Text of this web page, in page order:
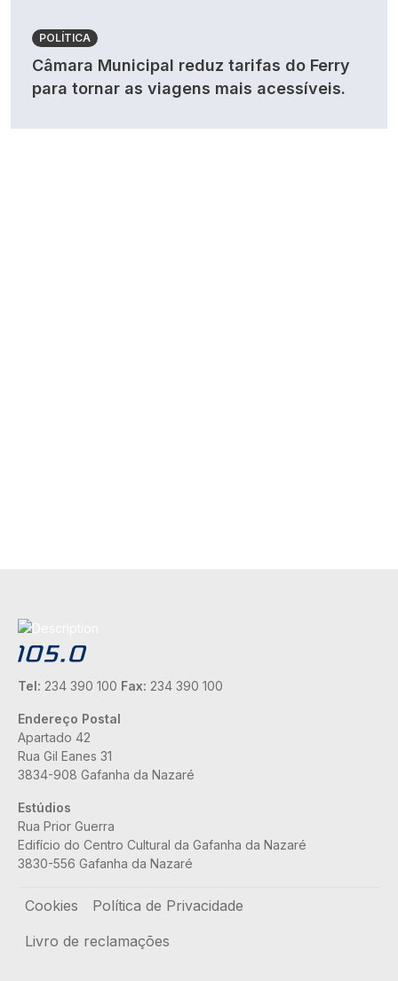
POLÍTICA
Câmara Municipal reduz tarifas do Ferry
para tornar as viagens mais acessíveis.
Tel: 234 390 100 Fax: 234 390 100
Endereço Postal
Apartado 42
Rua Gil Eanes 31
3834-908 Gafanha da Nazaré
Estúdios
Rua Prior Guerra
Edifício do Centro Cultural da Gafanha da Nazaré
3830-556 Gafanha da Nazaré
Rodapé
Cookies
Política de Privacidade
Livro de reclamações